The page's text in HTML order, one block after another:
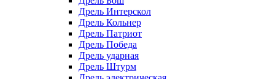
Дрель Интерскол
Дрель Кольнер
Дрель Патриот
Дрель Победа
Дрель ударная
Дрель Штурм